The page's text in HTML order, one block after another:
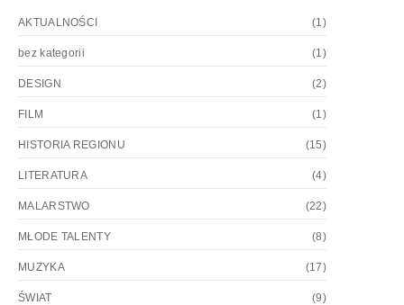
AKTUALNOŚCI (1)
bez kategorii (1)
DESIGN (2)
FILM (1)
HISTORIA REGIONU (15)
LITERATURA (4)
MALARSTWO (22)
MŁODE TALENTY (8)
MUZYKA (17)
ŚWIAT (9)